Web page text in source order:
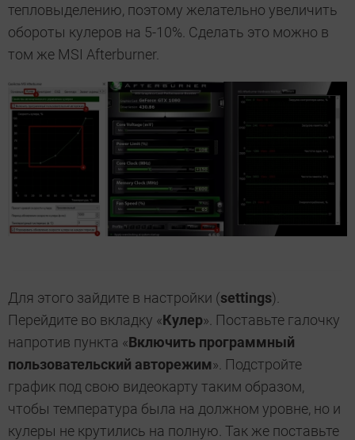
тепловыделению, поэтому желательно увеличить
обороты кулеров на 5-10%. Сделать это можно в
том же MSI Afterburner.
Для этого зайдите в настройки (settings).
Перейдите во вкладку «Кулер». Поставьте галочку
напротив пункта «Включить программный
пользовательский авторежим». Подстройте
график под свою видеокарту таким образом,
чтобы температура была на должном уровне, но и
кулеры не крутились на полную. Так же поставьте